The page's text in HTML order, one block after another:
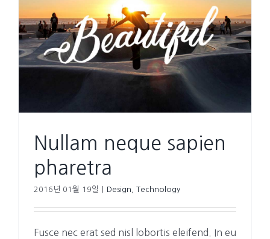
Nullam neque sapien
pharetra
2016년 01월 19일 Design Technology
Fusce nec erat sed nisl lobortis eleifend. In eu